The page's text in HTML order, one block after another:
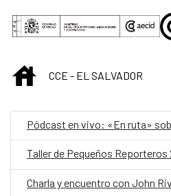
Saltar al contenido principal
INICIOCCE - EL SALVADOR
Taller de Pequeños Reporteros
Charla y encuentro con John